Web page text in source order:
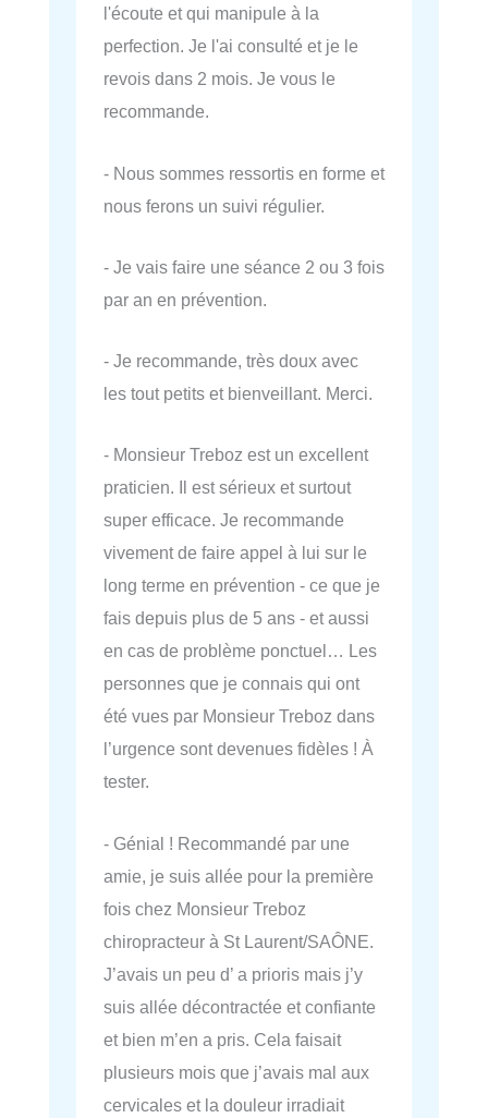
l'écoute et qui manipule à la
perfection. Je l'ai consulté et je le
revois dans 2 mois. Je vous le
recommande.
- Nous sommes ressortis en forme et
nous ferons un suivi régulier.
- Je vais faire une séance 2 ou 3 fois
par an en prévention.
- Je recommande, très doux avec
les tout petits et bienveillant. Merci.
- Monsieur Treboz est un excellent
praticien. Il est sérieux et surtout
super efficace. Je recommande
vivement de faire appel à lui sur le
long terme en prévention - ce que je
fais depuis plus de 5 ans - et aussi
en cas de problème ponctuel… Les
personnes que je connais qui ont
été vues par Monsieur Treboz dans
l’urgence sont devenues fidèles ! À
tester.
- Génial ! Recommandé par une
amie, je suis allée pour la première
fois chez Monsieur Treboz
chiropracteur à St Laurent/SAÔNE.
J’avais un peu d’ a prioris mais j’y
suis allée décontractée et confiante
et bien m’en a pris. Cela faisait
plusieurs mois que j’avais mal aux
cervicales et la douleur irradiait